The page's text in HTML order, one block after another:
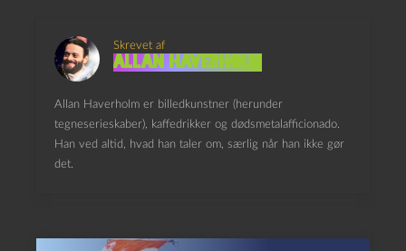
Skrevet af
Allan Haverholm
Allan Haverholm er billedkunstner (herunder
tegneserieskaber), kaffedrikker og dødsmetalafficionado.
Han ved altid, hvad han taler om, særlig når han ikke gør
det.